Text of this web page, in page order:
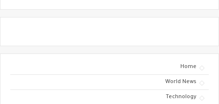
Home
World News
Technology